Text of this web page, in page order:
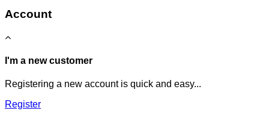
Account
I'm a new customer
Registering a new account is quick and easy...
Register